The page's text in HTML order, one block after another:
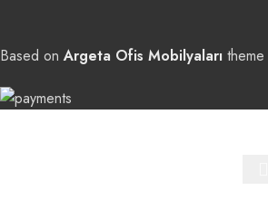
Based onArgeta Ofis Mobilyaları theme